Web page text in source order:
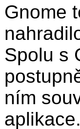
Gnome
Spolu s
ním